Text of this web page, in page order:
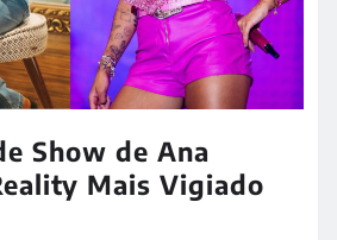
Show de Ana
Mais Vigiado